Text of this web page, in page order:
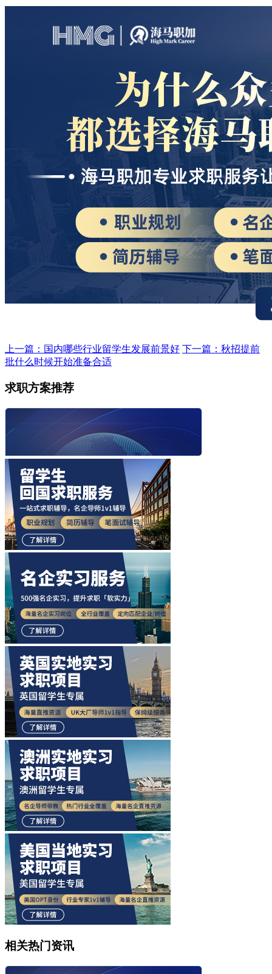
上一篇：国内哪些行业留学生发展前景好 下一篇：秋招提前
批什么时候开始准备合适
求职方案推荐
相关热门资讯